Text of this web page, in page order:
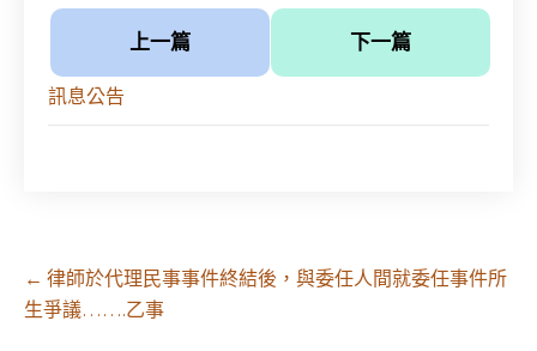
上一篇 下一篇
訊息公告
Post
navigation
← 律師於代理民事事件終結後，與委任人間就委任事件所
生爭議…….乙事